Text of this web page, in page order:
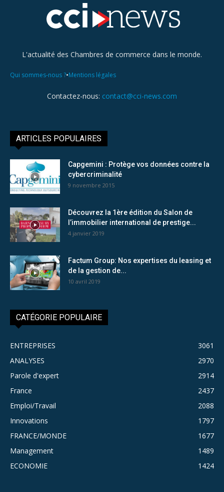
L'actualité des Chambres de commerce dans le monde.
Qui sommes-nous ?•Mentions légales
Contactez-nous: contact@cci-news.com
ARTICLES POPULAIRES
Capgemini : Protège vos données contre la
cybercriminalité
9 novembre 2015
Découvrez la 1ère édition du Salon de
l’immobilier international de prestige...
4 janvier 2019
Factum Group: Nos expertises du leasing et
de la gestion de...
10 avril 2019
CATÉGORIE POPULAIRE
ENTREPRISES
3061
ANALYSES
2970
Parole d'expert
2914
France
2437
Emploi/Travail
2088
Innovations
1797
FRANCE/MONDE
1677
Management
1489
ECONOMIE
1424